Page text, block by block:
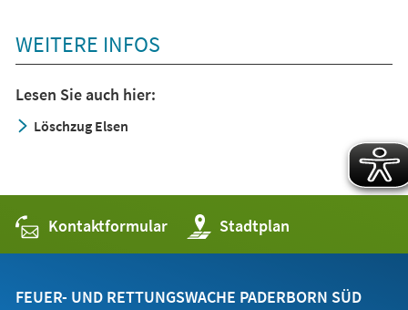
WEITERE INFOS
Lesen Sie auch hier:
Löschzug Elsen
Kontaktformular Stadtplan
(Öffnet
in
einem
Tab)
FEUER- UND RETTUNGSWACHE PADERBORN SÜD